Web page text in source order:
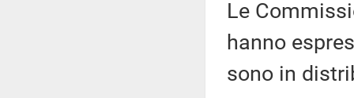
Le
hanno
sono in